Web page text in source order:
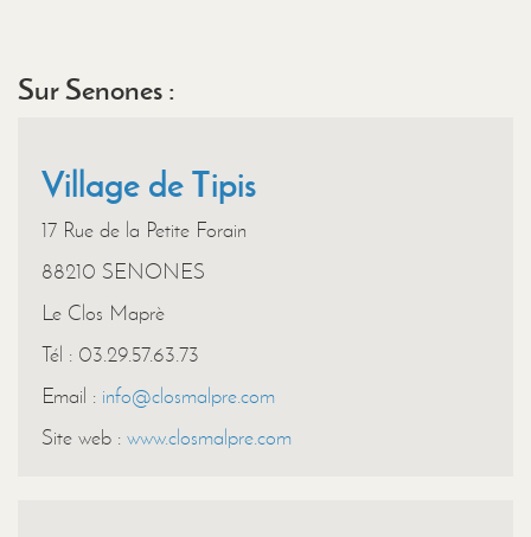
Sur Senones :
Village de Tipis
17 Rue de la Petite Forain
88210 SENONES
Le Clos Maprè
Tél : 03.29.57.63.73
Email : info@closmalpre.com
Site web : www.closmalpre.com